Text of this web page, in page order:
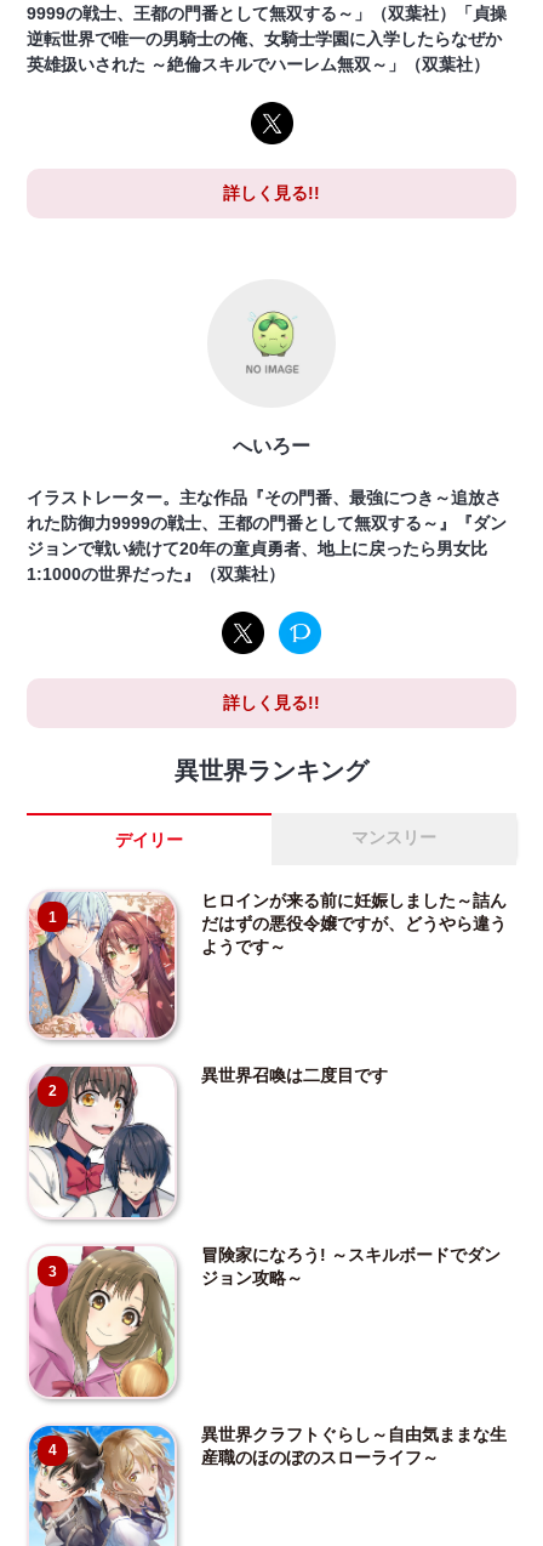
9999の戦士、王都の門番として無双する～」（双葉社）「貞操
逆転世界で唯一の男騎士の俺、女騎士学園に入学したらなぜか
英雄扱いされた ～絶倫スキルでハーレム無双～」（双葉社）
詳しく見る!!
へいろー
イラストレーター。主な作品『その門番、最強につき～追放さ
れた防御力9999の戦士、王都の門番として無双する～』『ダン
ジョンで戦い続けて20年の童貞勇者、地上に戻ったら男女比
1:1000の世界だった』（双葉社）
詳しく見る!!
異世界ランキング
デイリー マンスリー
1
ヒロインが来る前に妊娠しました～詰ん
だはずの悪役令嬢ですが、どうやら違う
ようです～
2
異世界召喚は二度目です
3
冒険家になろう! ～スキルボードでダン
ジョン攻略～
4
異世界クラフトぐらし～自由気ままな生
産職のほのぼのスローライフ～